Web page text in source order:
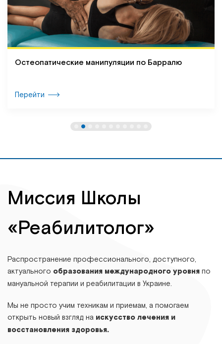
Остеопатические манипуляции по Барралю
Перейти
Миссия Школы
«Реабилитолог»
Распространение профессионального, доступного,
актуального образования международного уровня по
мануальной терапии и реабилитации в Украине.
Мы не просто учим техникам и приемам, а помогаем
открыть новый взгляд на искусство лечения и
восстановления здоровья.